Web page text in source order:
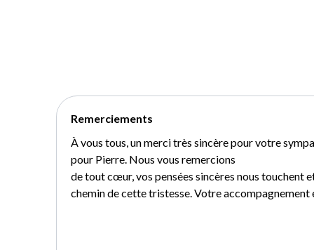
Remerciements
À vous tous, un merci très sincère pour votre
pour Pierre. Nous vous remercions
de tout cœur, vos pensées sincères nous touchent
chemin de cette tristesse. Votre accompagnement